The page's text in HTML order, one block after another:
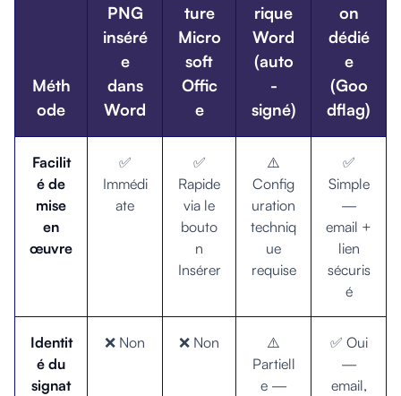
Méth
ode
PNG
inséré
e
dans
Word
ture
Micro
soft
Offic
e
rique
Word
(auto
-
signé)
on
dédié
e
(Goo
dflag)
Facilit
é de
mise
en
œuvre
✅
Immédi
ate
✅
Rapide
via le
bouto
n
Insérer
⚠️
Config
uration
techniq
ue
requise
✅
Simple
—
email +
lien
sécuris
é
Identit
é du
signat
❌ Non ❌ Non
⚠️
Partiell
e —
✅ Oui
—
email,